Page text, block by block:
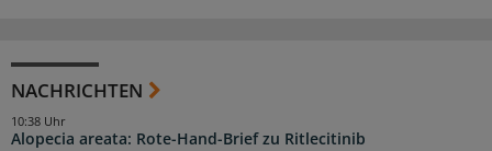
NACHRICHTEN
Alopecia areata: Rote-Hand-Brief zu Ritlecitinib
10:38 Uhr